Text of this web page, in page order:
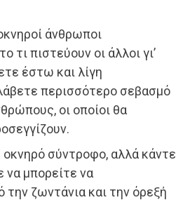
άνθρωποι
τι πιστεύουν οι άλλοι γι’
έστω και λίγη
περισσότερο σεβασμό
οι οποίοι θα
οκνηρό σύντροφο, αλλά κάντε
να μπορείτε να
ζωντάνια και την όρεξή